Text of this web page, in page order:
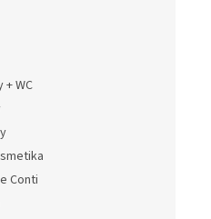
+ WC
Conti